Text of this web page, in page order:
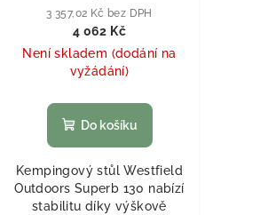
3 357,02 Kč bez DPH
4 062 Kč
Není skladem (dodání na
vyžádání)
Do košíku
Kempingový stůl Westfield
Outdoors Superb 130 nabízí
stabilitu díky výškově